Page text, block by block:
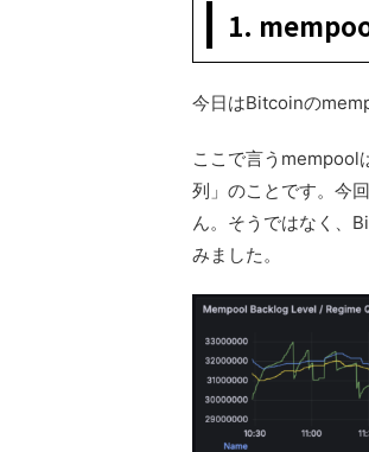
1.
今日はBitcoinの
ここで言うmempool
列」のことです。今
ん。そうではなく、
みました。